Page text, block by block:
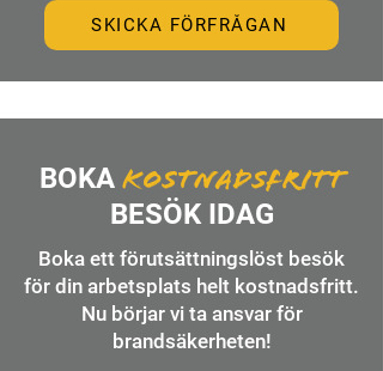
SKICKA FÖRFRÅGAN
BOKA KOSTNADSFRITT
BESÖK IDAG
Boka ett förutsättningslöst besök
för din arbetsplats helt kostnadsfritt.
Nu börjar vi ta ansvar för
brandsäkerheten!